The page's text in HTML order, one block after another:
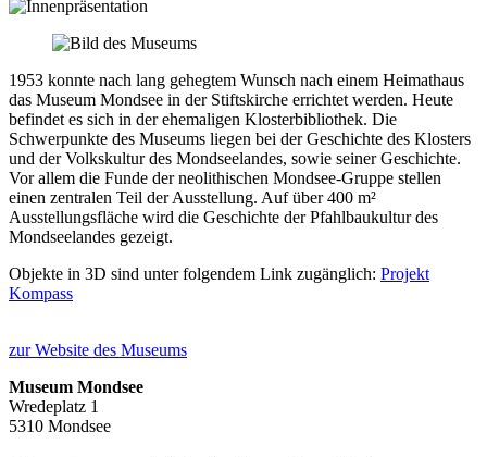
1953 konnte nach lang gehegtem Wunsch nach einem Heimathaus
das Museum Mondsee in der Stiftskirche errichtet werden. Heute
befindet es sich in der ehemaligen Klosterbibliothek. Die
Schwerpunkte des Museums liegen bei der Geschichte des Klosters
und der Volkskultur des Mondseelandes, sowie seiner Geschichte.
Vor allem die Funde der neolithischen Mondsee-Gruppe stellen
einen zentralen Teil der Ausstellung. Auf über 400 m²
Ausstellungsfläche wird die Geschichte der Pfahlbaukultur des
Mondseelandes gezeigt.
Objekte in 3D sind unter folgendem Link zugänglich: Projekt
Kompass
zur Website des Museums
Museum Mondsee
Wredeplatz 1
5310 Mondsee